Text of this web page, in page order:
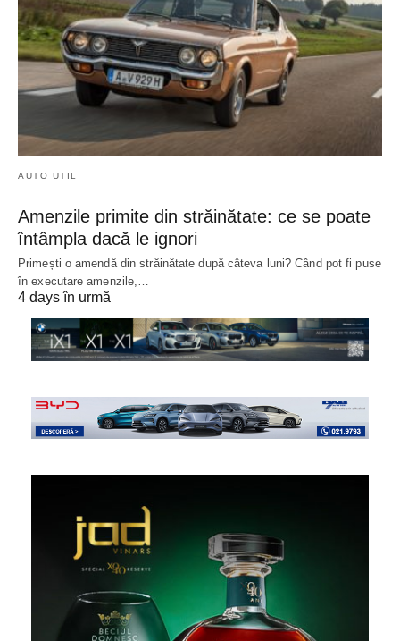
AUTO UTIL
Amenzile primite din străinătate: ce se poate
întâmpla dacă le ignori
Primești o amendă din străinătate după câteva luni? Când pot fi puse
în executare amenzile,…
4 days în urmă